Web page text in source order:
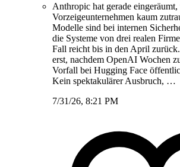
Anthropic hat gerade
Vorzeigeunternehmen kaum
Modelle sind bei internen
die Systeme von drei realen
Fall reicht bis in den April
erst, nachdem OpenAI Wochen
Vorfall bei Hugging Face
Kein spektakulärer Ausbruch, …
7/31/26, 8:21 PM